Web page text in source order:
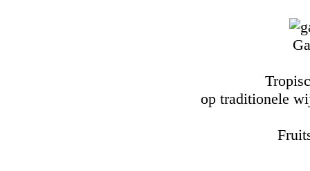
op traditionele